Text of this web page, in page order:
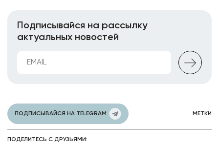
Подписывайся на рассылку
актуальных новостей
ПОДПИСЫВАЙСЯ НА TELEGRAM МЕТКИ
ПОДЕЛИТЕСЬ С ДРУЗЬЯМИ: